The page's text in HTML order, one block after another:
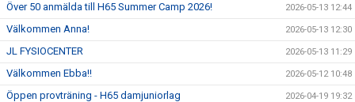
Över 50 anmälda till H65 Summer Camp 2026! 2026-05-13 12:44
Välkommen Anna! 2026-05-13 12:30
JL FYSIOCENTER 2026-05-13 11:29
Välkommen Ebba!! 2026-05-12 10:48
Öppen provträning - H65 damjuniorlag 2026-04-19 19:32